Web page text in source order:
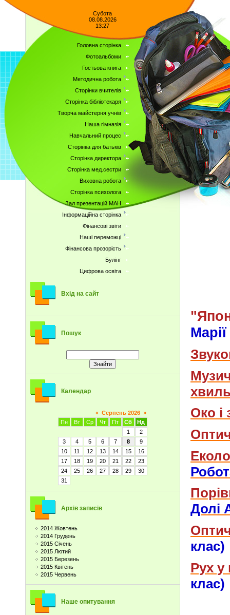
Субота
08.08.2026
13:27
Головна сторінка
Фотоальбоми
Гостьова книга
Методична робота
Сторінки вчителів
Сторінка бібліотекаря
Творча майстерня учнів
Наша гімназія
Навчальний процес
Сторінка для батьків
Сторінка директора
Сторінка мед.сестри
Виховна робота
Сторінка психолога
Зал презентацій МАН
Інформаційна сторінка
Фінансові звіти
Наші переможці
Фінансова прозорість
Булінг
Цифрова освіта
Вхід на сайт
Пошук
Календар
« Серпень 2026 »
Пн
Вт Ср Чт Пт Сб
Нд
1
2
3
4 5 6 7 8
9
10
11 12 13 14 15
16
17
18 19 20 21 22
23
24
25 26 27 28 29
30
31
Архів записів
2014 Жовтень
2014 Грудень
2015 Січень
2015 Лютий
2015 Березень
2015 Квітень
2015 Червень
Наше опитування
Око і
Долі
клас)
Рух у
клас)